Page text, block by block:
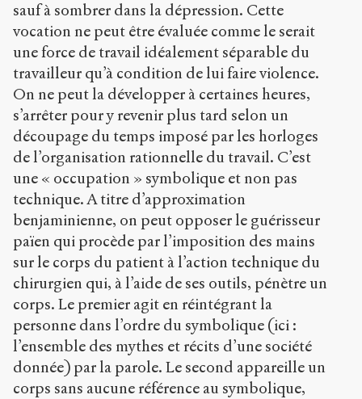
sauf à sombrer dans la dépression. Cette
vocation ne peut être évaluée comme le serait
une force de travail idéalement séparable du
travailleur qu’à condition de lui faire violence.
On ne peut la développer à certaines heures,
s’arrêter pour y revenir plus tard selon un
découpage du temps imposé par les horloges
de l’organisation rationnelle du travail. C’est
une « occupation » symbolique et non pas
technique. A titre d’approximation
benjaminienne, on peut opposer le guérisseur
païen qui procède par l’imposition des mains
sur le corps du patient à l’action technique du
chirurgien qui, à l’aide de ses outils, pénètre un
corps. Le premier agit en réintégrant la
personne dans l’ordre du symbolique (ici :
l’ensemble des mythes et récits d’une société
donnée) par la parole. Le second appareille un
corps sans aucune référence au symbolique,